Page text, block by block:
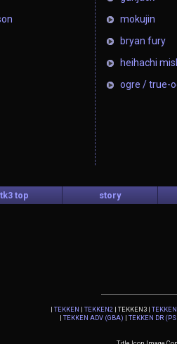
mokujin
bryan fury
heihachi
ogre / true-
tk3 top story
| TEKKEN | TEKKEN2 | TEKKEN3 |
| TEKKEN ADV (GBA) | TEKKEN DR